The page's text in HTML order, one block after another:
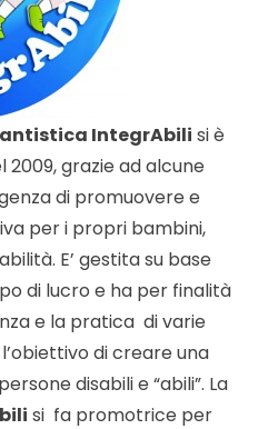
IntegrAbili si è
grazie ad alcune
di promuovere e
per i propri bambini,
E’ gestita su base
di lucro e ha per finalità
e la pratica di varie
di creare una
disabili e “abili”. La
si fa promotrice per